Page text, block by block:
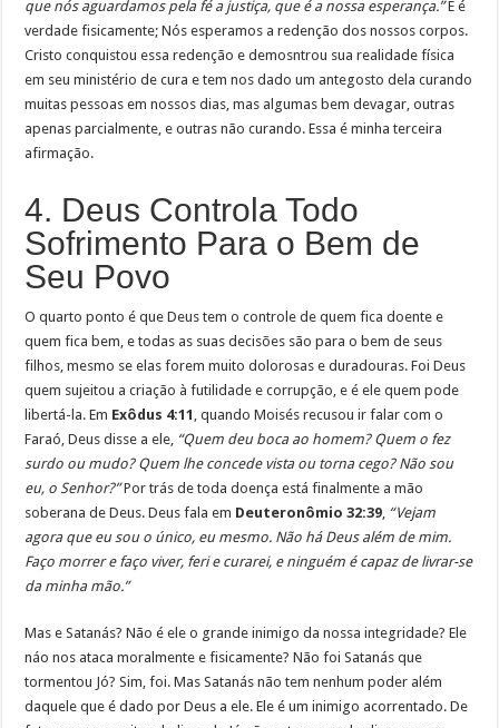
que nós aguardamos pela fé a justiça, que é a nossa esperança.”E é
verdade fisicamente; Nós esperamos a redenção dos nossos corpos.
Cristo conquistou essa redenção e demosntrou sua realidade física
em seu ministério de cura e tem nos dado um antegosto dela curando
muitas pessoas em nossos dias, mas algumas bem devagar, outras
apenas parcialmente, e outras não curando. Essa é minha terceira
afirmação.
4. Deus Controla Todo
Sofrimento Para o Bem de
Seu Povo
O quarto ponto é que Deus tem o controle de quem fica doente e
quem fica bem, e todas as suas decisões são para o bem de seus
filhos, mesmo se elas forem muito dolorosas e duradouras. Foi Deus
quem sujeitou a criação à futilidade e corrupção, e é ele quem pode
libertá-la. Em Exôdus 4:11 , quando Moisés recusou ir falar com o
Faraó, Deus disse a ele, “Quem deu boca ao homem? Quem o fez
surdo ou mudo? Quem lhe concede vista ou torna cego? Não sou
eu, o Senhor?”Por trás de toda doença está finalmente a mão
soberana de Deus. Deus fala em Deuteronômio 32:39 “Vejam
agora que eu sou o único, eu mesmo. Não há Deus além de mim.
Faço morrer e faço viver, feri e curarei, e ninguém é capaz de livrar-se
da minha mão.”
Mas e Satanás? Não é ele o grande inimigo da nossa integridade? Ele
náo nos ataca moralmente e fisicamente? Não foi Satanás que
tormentou Jó? Sim, foi. Mas Satanás não tem nenhum poder além
daquele que é dado por Deus a ele. Ele é um inimigo acorrentado. De